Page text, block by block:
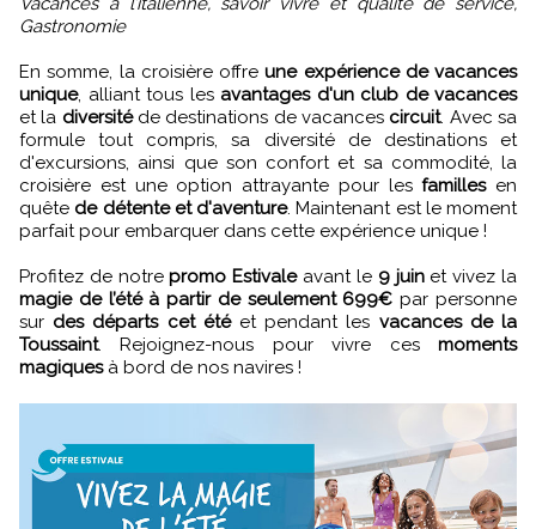
Gastronomie
En somme, la croisière offreune expérience de vacances
unique, alliant tous les avantages d'un club de vacances
et la diversitéde destinations de vacances circuit. Avec sa
formule tout compris, sa diversité de destinations et
d'excursions, ainsi que son confort et sa commodité, la
croisière est une option attrayante pour lesfamillesen
quête de détente et d'aventure. Maintenant est le moment
parfait pour embarquer dans cette expérience unique !
Profitez de notrepromo Estivaleavant le 9 juinet vivez la
magie de l’été à partir de seulement 699€ par personne
sur des départs cet étéet pendant les vacances de la
Toussaint. Rejoignez-nous pour vivre ces moments
magiquesà bord de nos navires !